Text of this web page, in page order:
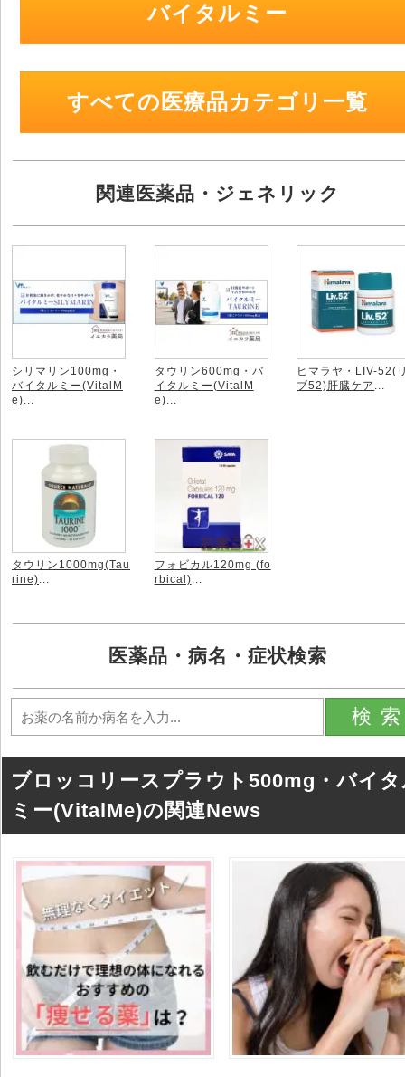
バイタルミー
すべての医療品カテゴリ一覧
関連医薬品・ジェネリック
シリマリン100mg・
バイタルミー(VitalM
e)...
タウリン600mg・バ
イタルミー(VitalM
e)...
ヒマラヤ・LIV-52(
ブ52)肝臓ケア ...
タウリン1000mg(Tau
rine)...
フォビカル120mg (fo
rbical)...
医薬品・病名・症状検索
検
ブロッコリースプラウト500mg・バイ
ミー(VitalMe)の関連News